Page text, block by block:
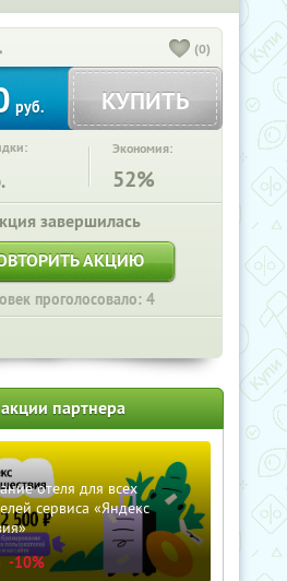
(0)
руб. КУПИТЬ
Экономия:
52%
завершилась
АКЦИЮ
проголосовало: 4
партнера
отеля для всех
сервиса «Яндекс
-10%